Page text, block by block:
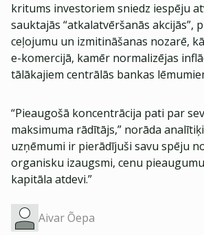
kritums investoriem sniedz iespēju
sauktajās “atkalatvēršanās akcijās”,
ceļojumu un izmitināšanas nozarē,
e-komercijā, kamēr normalizējas
tālākajiem centrālās bankas
“Pieaugošā koncentrācija pati par
maksimuma rādītājs,” norāda
uzņēmumi ir pierādījuši savu spēju
organisku izaugsmi, cenu
kapitāla atdevi.”
Aivar Õepa